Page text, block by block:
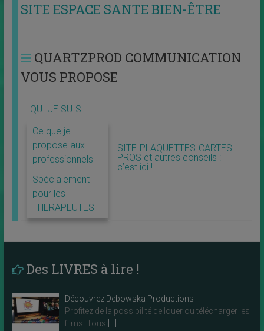
SITE ESPACE SANTE BIEN-ÊTRE
QUARTZPROD COMMUNICATION
VOUS PROPOSE
QUI JE SUIS
Ce que je
propose aux
professionnels
Spécialement
pour les
THERAPEUTES
SITE-PLAQUETTES-CARTES
PROS et autres conseils :
c’est ici !
Des LIVRES à lire !
Découvrez Debowska Productions
Profitez de la possibilité de louer ou télécharger les
films. Tous